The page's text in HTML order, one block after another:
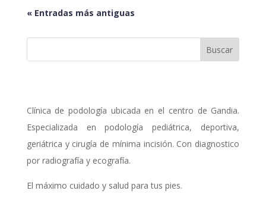
« Entradas más antiguas
Clínica de podología ubicada en el centro de Gandia.
Especializada en podología pediátrica, deportiva,
geriátrica y cirugía de mínima incisión. Con diagnostico
por radiografía y ecografía.
El máximo cuidado y salud para tus pies.